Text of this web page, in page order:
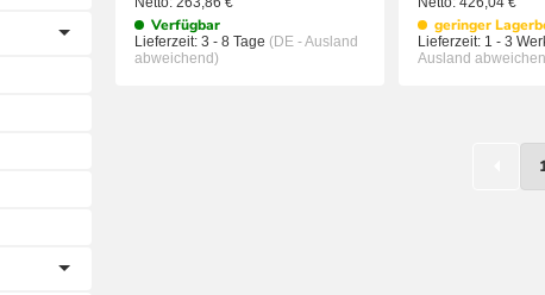
Verfügbar
Lieferzeit: 3 - 8 Tage (DE - Ausland
abweichend)
geringer
Lieferzeit: 1 - 3
Ausland